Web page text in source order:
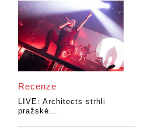
Recenze
LIVE: Architects strhli
pražské...